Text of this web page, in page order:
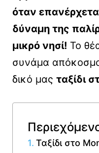
όταν
δύναμη της
μικρό νησί! Το
συνάμα
δικό μας ταξίδι
Ταξίδι στο